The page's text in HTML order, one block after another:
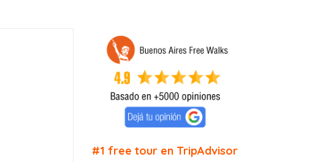
#1 free tour en TripAdvisor